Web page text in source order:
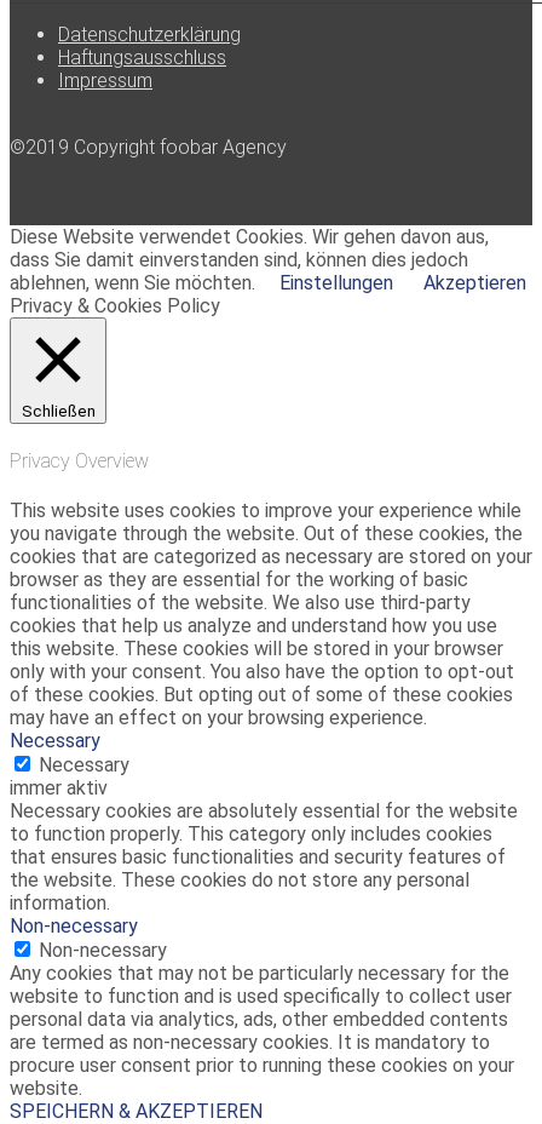
Datenschutzerklärung
Haftungsausschluss
Impressum
©2019 Copyright foobar Agency
Diese Website verwendet Cookies. Wir gehen davon aus,
dass Sie damit einverstanden sind, können dies jedoch
ablehnen, wenn Sie möchten.
Einstellungen
Akzeptieren
Privacy & Cookies Policy
Schließen
Privacy Overview
This website uses cookies to improve your experience while
you navigate through the website. Out of these cookies, the
cookies that are categorized as necessary are stored on your
browser as they are essential for the working of basic
functionalities of the website. We also use third-party
cookies that help us analyze and understand how you use
this website. These cookies will be stored in your browser
only with your consent. You also have the option to opt-out
of these cookies. But opting out of some of these cookies
may have an effect on your browsing experience.
Necessary
Necessary
immer aktiv
Necessary cookies are absolutely essential for the website
to function properly. This category only includes cookies
that ensures basic functionalities and security features of
the website. These cookies do not store any personal
information.
Non-necessary
Non-necessary
Any cookies that may not be particularly necessary for the
website to function and is used specifically to collect user
personal data via analytics, ads, other embedded contents
are termed as non-necessary cookies. It is mandatory to
procure user consent prior to running these cookies on your
website.
SPEICHERN & AKZEPTIEREN